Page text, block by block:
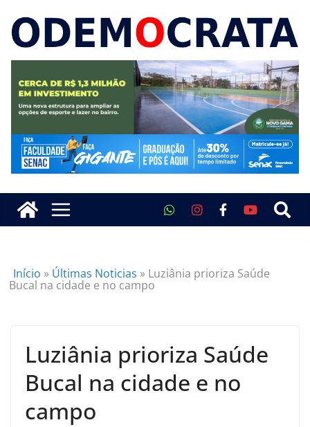
Início » Últimas Noticias » Luziânia prioriza Saúde
Bucal na cidade e no campo
Luziânia prioriza Saúde
Bucal na cidade e no
campo